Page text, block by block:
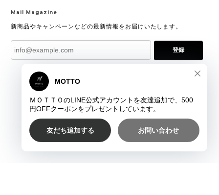
Mail Magazine
新商品やキャンペーンなどの最新情報をお届けいたします。
登録